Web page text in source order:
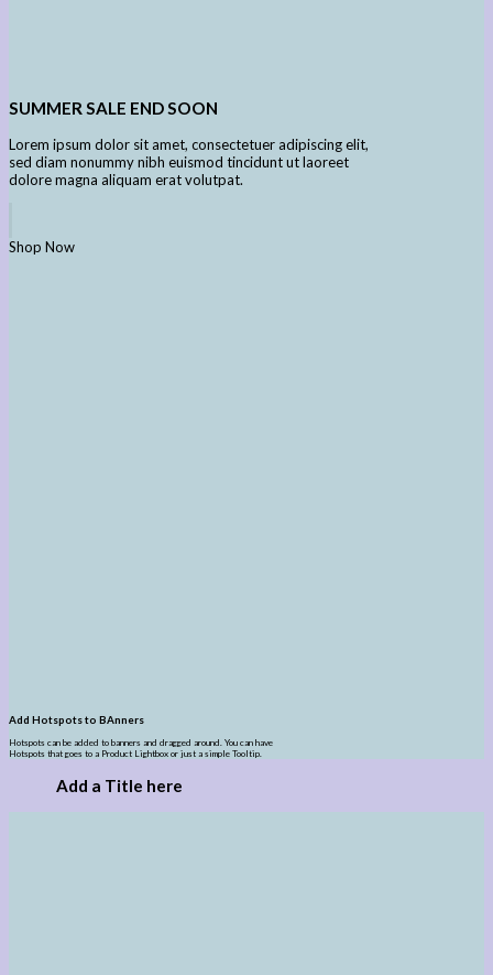
SUMMER SALE END SOON
Lorem ipsum dolor sit amet, consectetuer adipiscing elit,
sed diam nonummy nibh euismod tincidunt ut laoreet
dolore magna aliquam erat volutpat.
Shop Now
Add Hotspots to BAnners
Hotspots can be added to banners and dragged around. You can have
Hotspots that goes to a Product Lightbox or just a simple Tooltip.
Add a Title here